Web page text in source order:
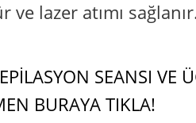
ve lazer atımı
SEANSI VE
BURAYA TIKLA!